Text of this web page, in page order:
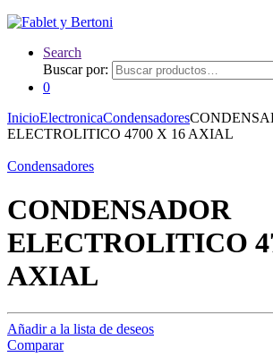
Search
Buscar por:
0
InicioElectronicaCondensadores
ELECTROLITICO 4700 X 16 AXIAL
Condensadores
CONDENSADOR
ELECTROLITICO
AXIAL
Añadir a la lista de deseos
Comparar